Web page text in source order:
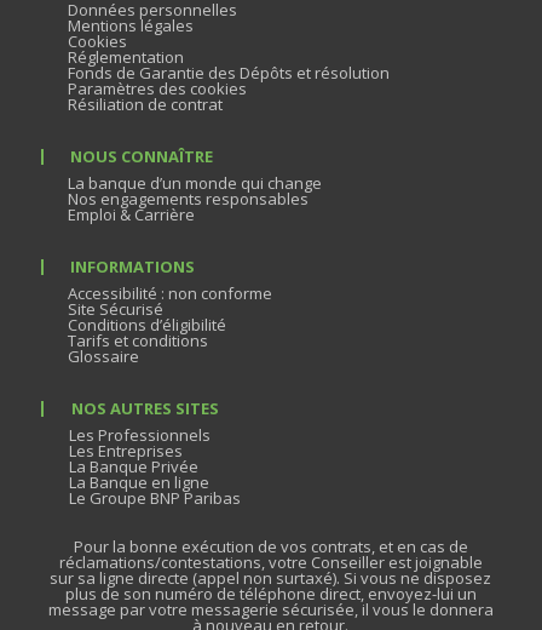
Données personnelles
Mentions légales
Cookies
Réglementation
Fonds de Garantie des Dépôts et résolution
Paramètres des cookies
Résiliation de contrat
NOUS CONNAÎTRE
La banque d’un monde qui change
Nos engagements responsables
Emploi & Carrière
INFORMATIONS
Accessibilité : non conforme
Site Sécurisé
Conditions d’éligibilité
Tarifs et conditions
Glossaire
NOS AUTRES SITES
Les Professionnels
Les Entreprises
La Banque Privée
La Banque en ligne
Le Groupe BNP Paribas
Pour la bonne exécution de vos contrats, et en cas de
réclamations/contestations, votre Conseiller est joignable
sur sa ligne directe (appel non surtaxé). Si vous ne disposez
plus de son numéro de téléphone direct, envoyez-lui un
message par votre messagerie sécurisée, il vous le donnera
à nouveau en retour.